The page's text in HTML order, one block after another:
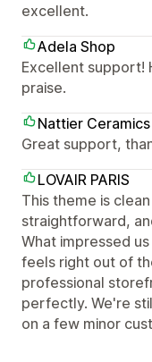
excellent.
Adela Shop
Excellent support!
praise.
Nattier Ceramics
Great support,
LOVAIR PARIS
This theme is
straightforward,
What impressed
feels right out of
professional
perfectly. We're
on a few minor